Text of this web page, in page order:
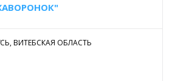
ВИТЕБСКАЯ ОБЛАСТЬ